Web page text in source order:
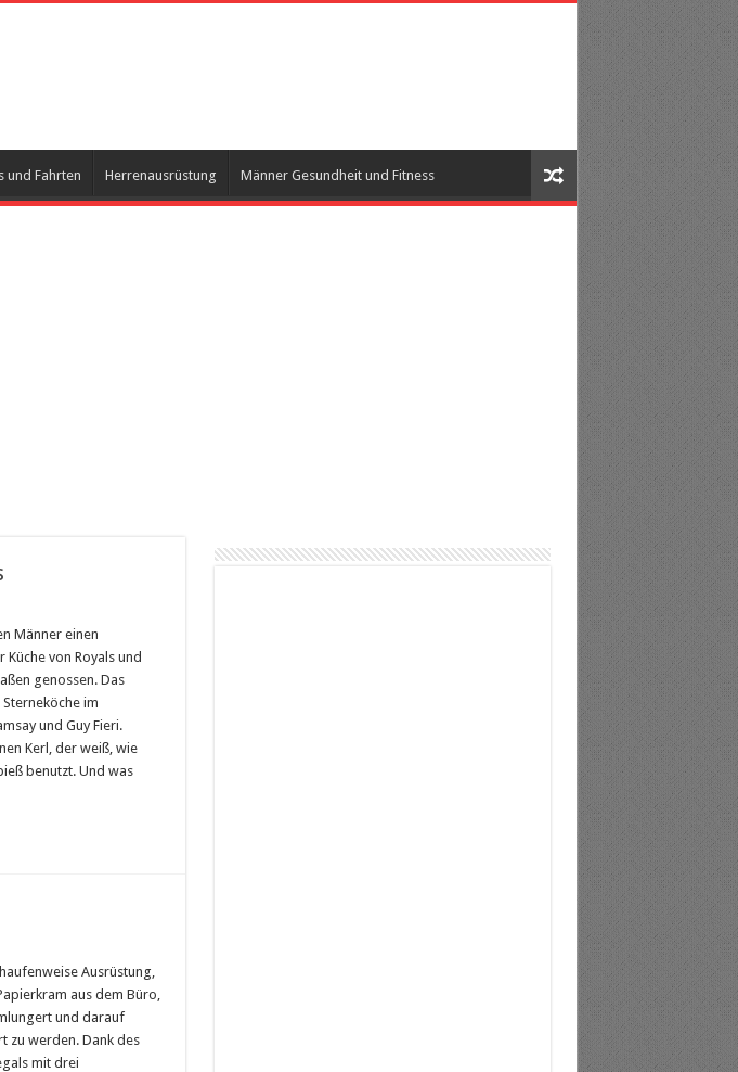
und Fahrten Herrenausrüstung Männer Gesundheit und Fitness
Männer einen
von Royals und
genossen. Das
im
und Guy Fieri.
Kerl, der weiß, wie
benutzt. Und was
Ausrüstung,
aus dem Büro,
und darauf
zu werden. Dank des
mit drei